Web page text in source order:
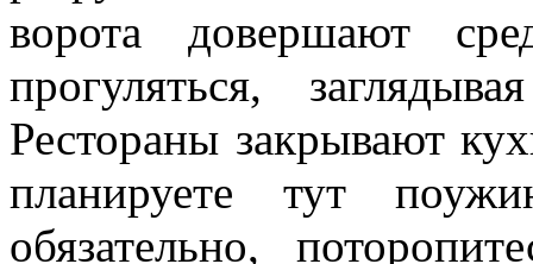
ворота довершают
прогуляться,
Рестораны закрывают
планируете тут
обязательно,